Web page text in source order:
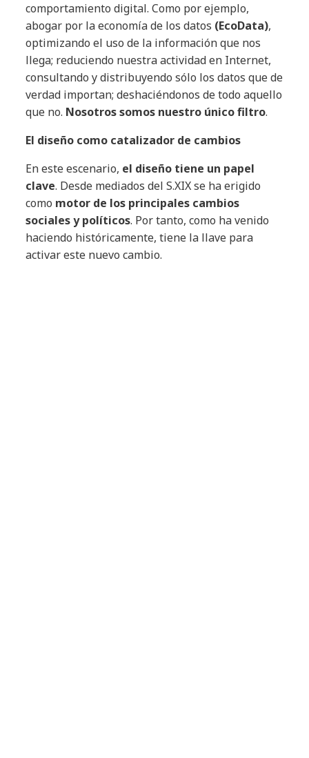
comportamiento digital. Como por ejemplo,
abogar por la economía de los datos (EcoData),
optimizando el uso de la información que nos
llega; reduciendo nuestra actividad en Internet,
consultando y distribuyendo sólo los datos que de
verdad importan; deshaciéndonos de todo aquello
que no. Nosotros somos nuestro único filtro.
El diseño como catalizador de cambios
En este escenario, el diseño tiene un papel
clave. Desde mediados del S.XIX se ha erigido
como motor de los principales cambios
sociales y políticos. Por tanto, como ha venido
haciendo históricamente, tiene la llave para
activar este nuevo cambio.